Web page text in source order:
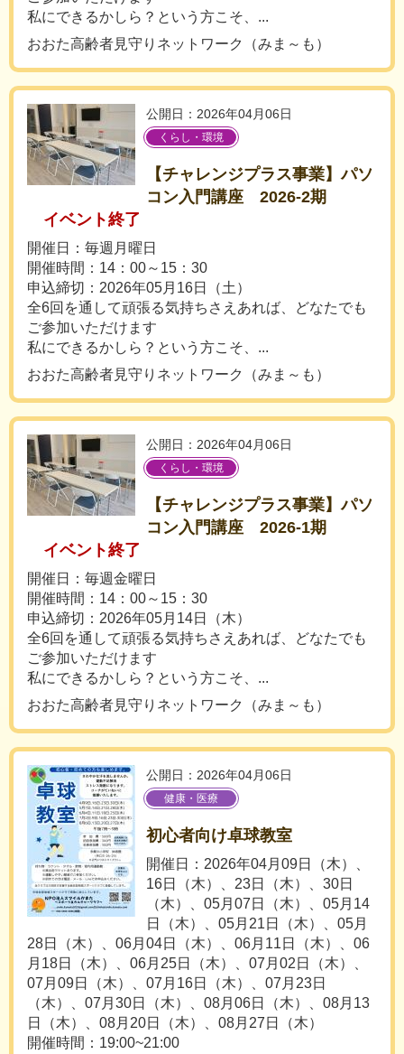
私にできるかしら？という方こそ、...
おおた高齢者見守りネットワーク（みま～も）
公開日：2026年04月06日
くらし・環境
【チャレンジプラス事業】パソ
コン入門講座 2026-2期
イベント終了
開催日：毎週月曜日
開催時間：14：00～15：30
申込締切：2026年05月16日（土）
全6回を通して頑張る気持ちさえあれば、どなたでも
ご参加いただけます
私にできるかしら？という方こそ、...
おおた高齢者見守りネットワーク（みま～も）
公開日：2026年04月06日
くらし・環境
【チャレンジプラス事業】パソ
コン入門講座 2026-1期
イベント終了
開催日：毎週金曜日
開催時間：14：00～15：30
申込締切：2026年05月14日（木）
全6回を通して頑張る気持ちさえあれば、どなたでも
ご参加いただけます
私にできるかしら？という方こそ、...
おおた高齢者見守りネットワーク（みま～も）
公開日：2026年04月06日
健康・医療
初心者向け卓球教室
開催日：2026年04月09日（木）、
16日（木）、23日（木）、30日
（木）、05月07日（木）、05月14
日（木）、05月21日（木）、05月
28日（木）、06月04日（木）、06月11日（木）、06
月18日（木）、06月25日（木）、07月02日（木）、
07月09日（木）、07月16日（木）、07月23日
（木）、07月30日（木）、08月06日（木）、08月13
日（木）、08月20日（木）、08月27日（木）
開催時間：19:00~21:00